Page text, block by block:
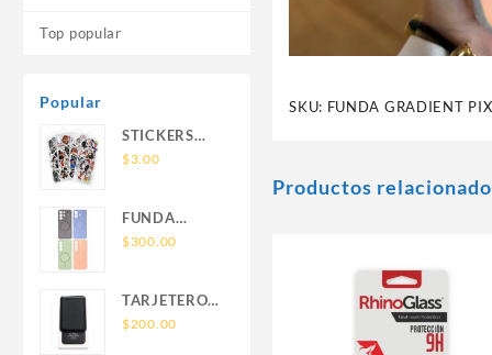
Top popular
Popular
STICKERS
UNIVERSALES
$3.00
FUNDA
NOVA SAM
SIN SOPORTE
MAGNETICO
$300.00
TARJETERO
SIN SOPORTE
$200.00
SKU: FUNDA GRADIENT
Productos